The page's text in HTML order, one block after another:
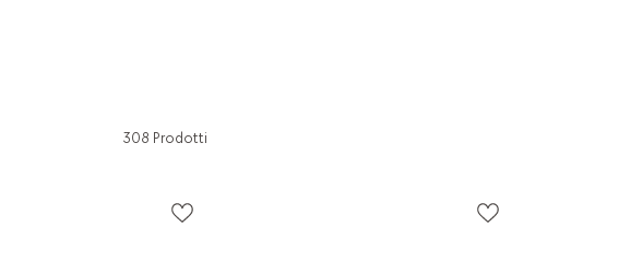
308 Prodotti